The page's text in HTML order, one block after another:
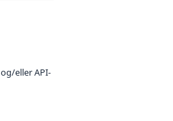
eller API-